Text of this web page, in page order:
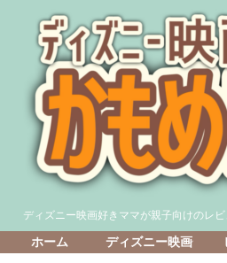
ディズニー映画好きママが親子向けのレ
ホーム ディズニー映画